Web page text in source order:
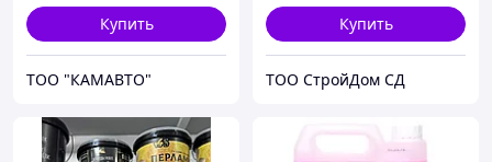
Купить
ТОО "КАМАВТО"
Купить
TOO CтpoйДoм CД